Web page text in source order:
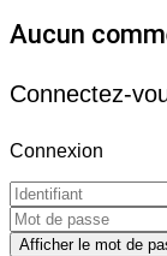
Aucun
Connectez-
Connexion
Afficher le mot de